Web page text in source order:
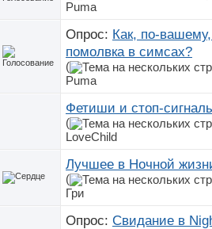
Рuma
Опрос: Как, по-
помолвка в симсах?
(
Рuma
Фетиши и стоп-
(
LoveChild
Лучшее в Ночной
(
Гри
Опрос: Свидание в